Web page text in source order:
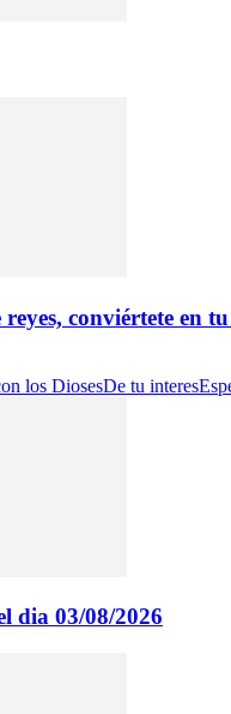
reyes, conviértete en
los DiosesDe tu interes
dia 03/08/2026